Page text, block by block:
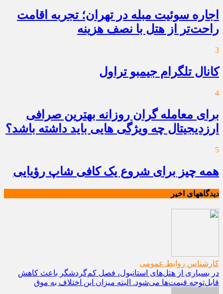
اجاره سوئیت مبله در تهران؛ تجربه اقامت
راحت‌تر از هتل با نصف هزینه
3
کانال تلگرام جیمبو تراول
4
برای معامله گران روزانه بهترین صرافی
ارزدیجیتال چه ویژگی هایی باید داشته باشد؟
5
همه چیز برای شروع یک کافی شاپ رؤیایی
دیدگاههای اخیر
کارشناس روابط عمومی
در بسیاری از هتل‌های استانبول، فصل کم‌گردشگر باعث کاهش
قابل‌توجه قیمت‌ها می‌شود. البته میزان این اختلاف به موق